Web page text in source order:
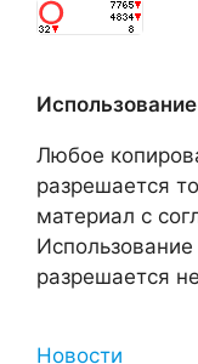
Любое
разрешается
материал с
разрешается
Новости